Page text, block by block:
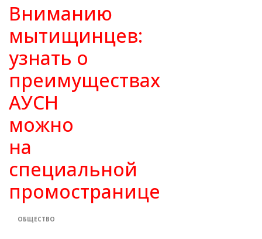
Вниманию
мытищинцев:
узнать о
преимуществах
АУСН
можно
на
специальной
промостранице
ОБЩЕСТВО